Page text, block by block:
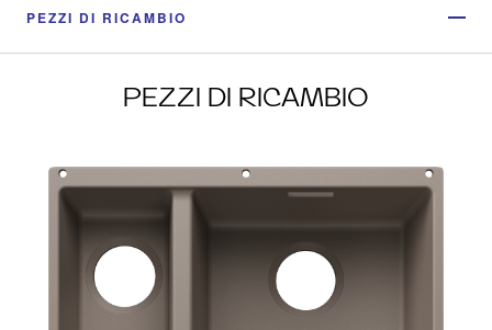
PEZZI DI RICAMBIO
PEZZI DI RICAMBIO